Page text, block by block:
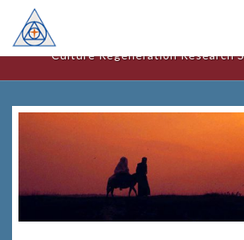
美國文化更新研
Culture Regeneration Research